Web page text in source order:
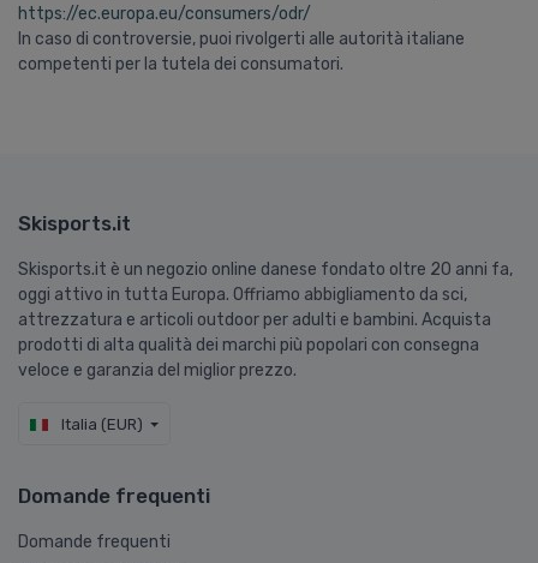
https://ec.europa.eu/consumers/odr/
In caso di controversie, puoi rivolgerti alle autorità italiane
competenti per la tutela dei consumatori.
Skisports.it
Skisports.it è un negozio online danese fondato oltre 20 anni fa,
oggi attivo in tutta Europa. Offriamo abbigliamento da sci,
attrezzatura e articoli outdoor per adulti e bambini. Acquista
prodotti di alta qualità dei marchi più popolari con consegna
veloce e garanzia del miglior prezzo.
Italia (EUR)
Domande frequenti
Domande frequenti